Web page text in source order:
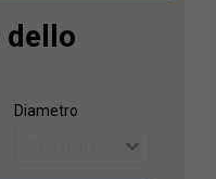
dello
Diametro